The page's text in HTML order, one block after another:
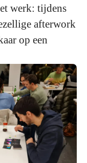
werk: tijdens
afterwork
op een